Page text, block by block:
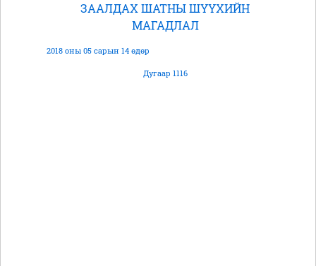
ЗААЛДАХ ШАТНЫ ШҮҮХИЙН
МАГАДЛАЛ
2018 оны 05 сарын 14 өдөр
Дугаар 1116